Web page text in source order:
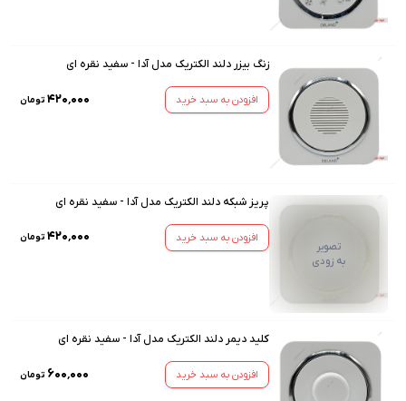
زنگ بیزر دلند الکتریک مدل آدا - سفید نقره ای
افزودن به سبد خرید ۴۲۰٬۰۰۰ تومان
تصویر
به زودی
پریز شبکه دلند الکتریک مدل آدا - سفید نقره ای
افزودن به سبد خرید ۴۲۰٬۰۰۰ تومان
کلید دیمر دلند الکتریک مدل آدا - سفید نقره ای
افزودن به سبد خرید ۶۰۰٬۰۰۰ تومان